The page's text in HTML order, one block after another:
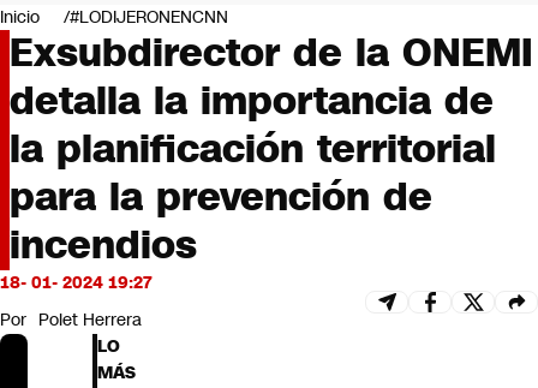
Negocios
Deportes
Programas completos
Cultura
Servicios
Bits
CNN Data
CNN tiempo
Opinión
Inicio #LODIJERONENCNN
Exsubdirector de la ONEMI
detalla la importancia de
la planificación territorial
para la prevención de
incendios
18- 01- 2024 19:27
Por Polet Herrera
LO
MÁS